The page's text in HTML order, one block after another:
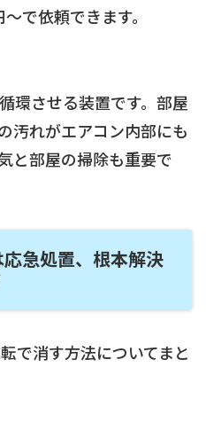
で依頼できます。
環させる装置です。部屋
汚れがエアコン内部にも
と部屋の掃除も重要で
急処置、根本解決
で消す方法についてまと